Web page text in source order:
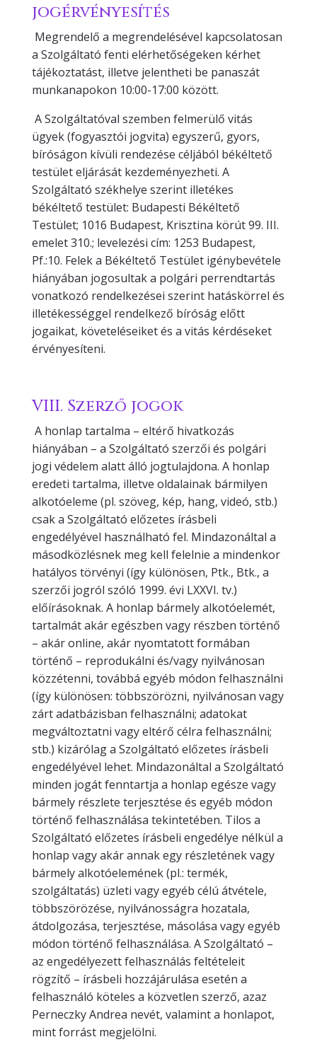
jogérvényesítés
Megrendelő a megrendelésével kapcsolatosan
a Szolgáltató fenti elérhetőségeken kérhet
tájékoztatást, illetve jelentheti be panaszát
munkanapokon 10:00-17:00 között.
A Szolgáltatóval szemben felmerülő vitás
ügyek (fogyasztói jogvita) egyszerű, gyors,
bíróságon kívüli rendezése céljából békéltető
testület eljárását kezdeményezheti. A
Szolgáltató székhelye szerint illetékes
békéltető testület: Budapesti Békéltető
Testület; 1016 Budapest, Krisztina körút 99. III.
emelet 310.; levelezési cím: 1253 Budapest,
Pf.:10. Felek a Békéltető Testület igénybevétele
hiányában jogosultak a polgári perrendtartás
vonatkozó rendelkezései szerint hatáskörrel és
illetékességgel rendelkező bíróság előtt
jogaikat, követeléseiket és a vitás kérdéseket
érvényesíteni.
VIII. Szerző jogok
A honlap tartalma – eltérő hivatkozás
hiányában – a Szolgáltató szerzői és polgári
jogi védelem alatt álló jogtulajdona. A honlap
eredeti tartalma, illetve oldalainak bármilyen
alkotóeleme (pl. szöveg, kép, hang, videó, stb.)
csak a Szolgáltató előzetes írásbeli
engedélyével használható fel. Mindazonáltal a
másodközlésnek meg kell felelnie a mindenkor
hatályos törvényi (így különösen, Ptk., Btk., a
szerzői jogról szóló 1999. évi LXXVI. tv.)
előírásoknak. A honlap bármely alkotóelemét,
tartalmát akár egészben vagy részben történő
– akár online, akár nyomtatott formában
történő – reprodukálni és/vagy nyilvánosan
közzétenni, továbbá egyéb módon felhasználni
(így különösen: többszörözni, nyilvánosan vagy
zárt adatbázisban felhasználni; adatokat
megváltoztatni vagy eltérő célra felhasználni;
stb.) kizárólag a Szolgáltató előzetes írásbeli
engedélyével lehet. Mindazonáltal a Szolgáltató
minden jogát fenntartja a honlap egésze vagy
bármely részlete terjesztése és egyéb módon
történő felhasználása tekintetében. Tilos a
Szolgáltató előzetes írásbeli engedélye nélkül a
honlap vagy akár annak egy részletének vagy
bármely alkotóelemének (pl.: termék,
szolgáltatás) üzleti vagy egyéb célú átvétele,
többszörözése, nyilvánosságra hozatala,
átdolgozása, terjesztése, másolása vagy egyéb
módon történő felhasználása. A Szolgáltató –
az engedélyezett felhasználás feltételeit
rögzítő – írásbeli hozzájárulása esetén a
felhasználó köteles a közvetlen szerző, azaz
Perneczky Andrea nevét, valamint a honlapot,
mint forrást megjelölni.